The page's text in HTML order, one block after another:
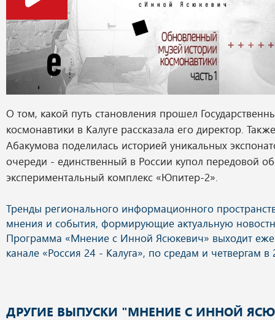
О том, какой путь становления прошел
космонавтики в Калуге рассказала его директор.
Абакумова поделилась историей уникальных
очереди - единственный в России купол передовой
экспериментальный комплекс «Юпитер-2».
ДРУГИЕ ВЫПУСКИ "МНЕНИЕ С ИННОЙ